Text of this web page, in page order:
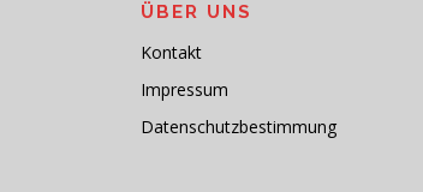
ÜBER UNS
Kontakt
Impressum
Datenschutzbestimmung